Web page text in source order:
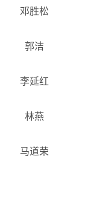
邓胜松
郭洁
李延红
林燕
马道荣